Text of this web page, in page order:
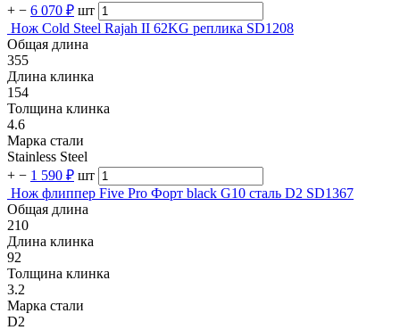
+ − 6 070 ₽ шт
Нож Cold Steel Rajah II 62KG реплика SD1208
Общая длина
355
Длина клинка
154
Толщина клинка
4.6
Марка стали
Stainless Steel
+ − 1 590 ₽ шт
Нож флиппер Five Pro Форт black G10 сталь D2 SD1367
Общая длина
210
Длина клинка
92
Толщина клинка
3.2
Марка стали
D2